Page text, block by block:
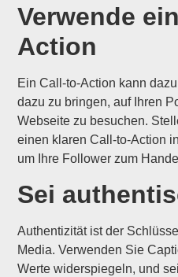
Verwende
Action
Ein Call-to-Action kann
dazu zu bringen, auf Ihren
Webseite zu besuchen.
einen klaren Call-to-Action
um Ihre Follower zum
Sei
Authentizität ist der
Media. Verwenden Sie
Werte widerspiegeln, und